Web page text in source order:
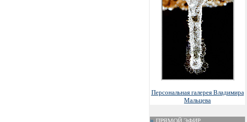
Персональная галерея Владимира
Мальцева